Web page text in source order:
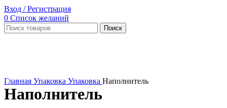
Вход / Регистрация
0 Список желаний
Поиск
Главная Упаковка Упаковка Наполнитель
Наполнитель